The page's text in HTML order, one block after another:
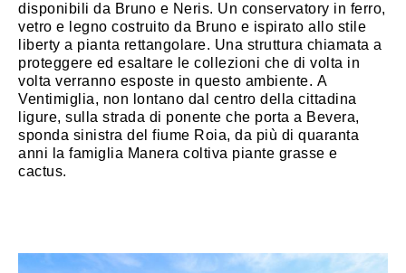
disponibili da Bruno e Neris. Un conservatory in ferro,
vetro e legno costruito da Bruno e ispirato allo stile
liberty a pianta rettangolare. Una struttura chiamata a
proteggere ed esaltare le collezioni che di volta in
volta verranno esposte in questo ambiente. A
Ventimiglia, non lontano dal centro della cittadina
ligure, sulla strada di ponente che porta a Bevera,
sponda sinistra del fiume Roia, da più di quaranta
anni la famiglia Manera coltiva piante grasse e
cactus.